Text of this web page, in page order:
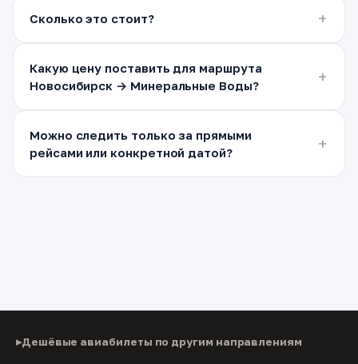
Сколько это стоит?
Какую цену поставить для маршрута
Новосибирск → Минеральные Воды?
Можно следить только за прямыми
рейсами или конкретной датой?
Дешёвые авиабилеты по другим направлениям